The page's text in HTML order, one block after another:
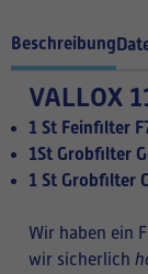
Beschreibung
VALLOX
1 St Feinfilter
1St Grobfilter
1 St Grobfilter
Wir haben ein
wir sicherlich